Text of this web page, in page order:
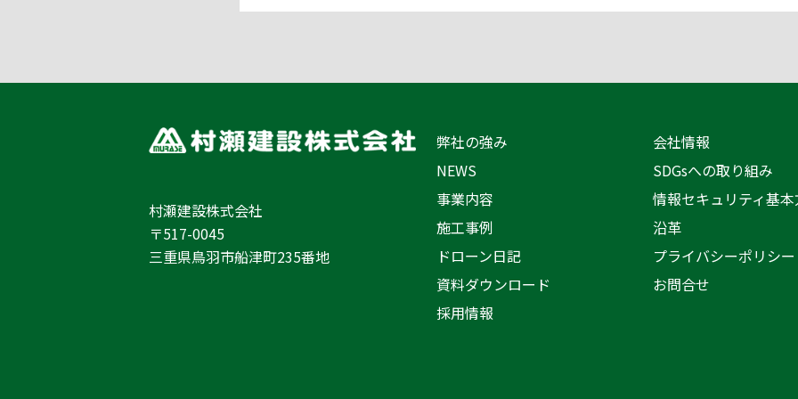
村瀬建設株式会社
〒517-0045
三重県鳥羽市船津町235番地
弊社の強み
NEWS
事業内容
施工事例
ドローン日記
資料ダウンロード
採用情報
会社情報
SDGsへの取り組み
情報セキュリティ基
沿革
プライバシーポリシー
お問合せ